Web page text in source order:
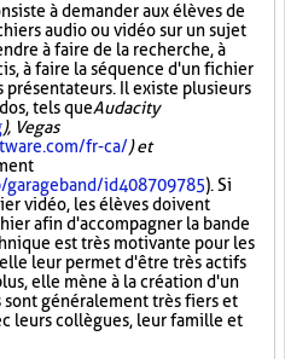
à demander aux élèves de
audio ou vidéo sur un sujet
à faire de la recherche, à
à faire la séquence d'un fichier
présentateurs. Il existe plusieurs
tels queAudacity
), Vegas
fr-ca/) et
garageband/id408709785). Si
vidéo, les élèves doivent
afin d'accompagner la bande
est très motivante pour les
leur permet d'être très actifs
elle mène à la création d'un
généralement très fiers et
leurs collègues, leur famille et